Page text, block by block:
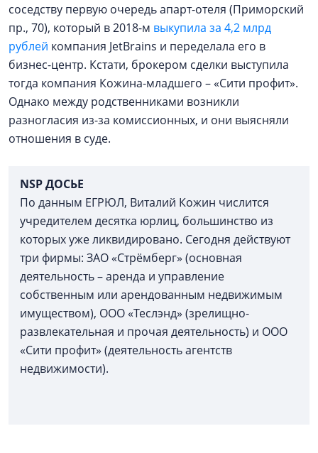
соседству первую очередь апарт-отеля (Приморский
пр., 70), который в 2018-м выкупила за 4,2 млрд
рублей компания JetBrains и переделала его в
бизнес-центр. Кстати, брокером сделки выступила
тогда компания Кожина-младшего – «Сити профит».
Однако между родственниками возникли
разногласия из-за комиссионных, и они выясняли
отношения в суде.
NSP ДОСЬЕ
По данным ЕГРЮЛ, Виталий Кожин числится
учредителем десятка юрлиц, большинство из
которых уже ликвидировано. Сегодня действуют
три фирмы: ЗАО «Стрёмберг» (основная
деятельность – аренда и управление
собственным или арендованным недвижимым
имуществом), ООО «Теслэнд» (зрелищно-
развлекательная и прочая деятельность) и ООО
«Сити профит» (деятельность агентств
недвижимости).